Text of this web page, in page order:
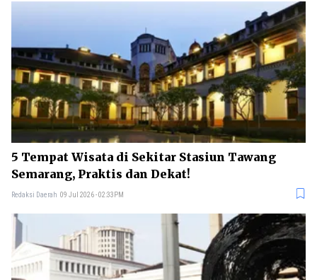
5 Tempat Wisata di Sekitar Stasiun Tawang
Semarang, Praktis dan Dekat!
Redaksi Daerah 09 Jul 2026 - 02:33PM